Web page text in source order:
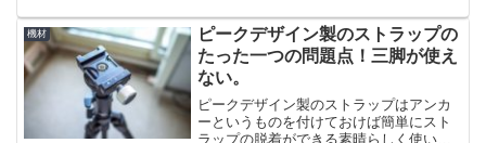
細いのがPENTAX K01用、下がPENTAX
K-1用で...
機材
ピークデザイン製のストラップの
たった一つの問題点！三脚が使え
ない。
ピークデザイン製のストラップはアンカ
ーというものを付けておけば簡単にスト
ラップの脱着ができる素晴らしく使い勝